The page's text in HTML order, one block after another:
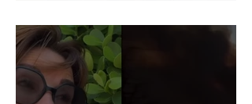
semé la panique dans son
équipe